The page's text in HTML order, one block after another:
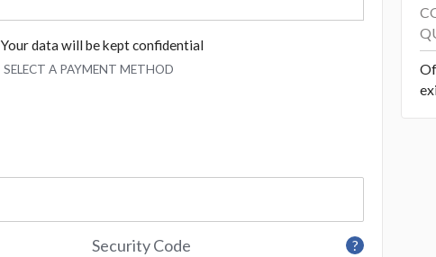
Your data will be kept confidential
SELECT A PAYMENT METHOD
?
Security Code